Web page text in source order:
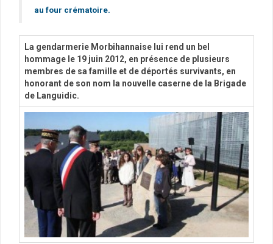
au four crématoire.
La gendarmerie Morbihannaise lui rend un bel
hommage le 19 juin 2012, en présence de plusieurs
membres de sa famille et de déportés survivants, en
honorant de son nom la nouvelle caserne de la Brigade
de Languidic.